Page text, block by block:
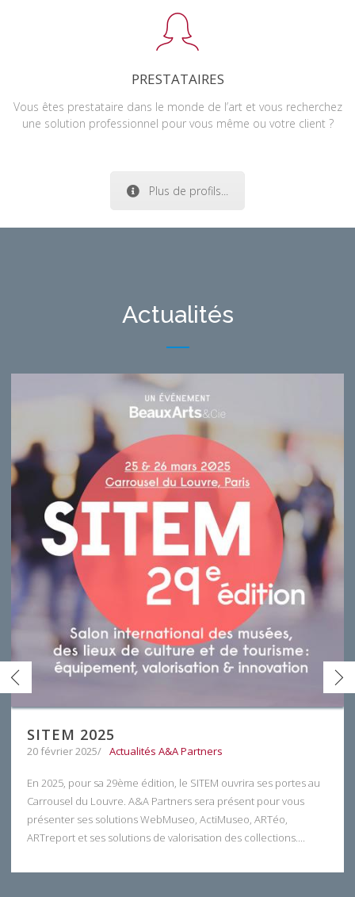
PRESTATAIRES
Vous êtes prestataire dans le monde de l’art et vous recherchez
une solution professionnel pour vous même ou votre client ?
Plus de profils...
Actualités
SITEM 2025
20 février 2025 Actualités A&A Partners
En 2025, pour sa 29ème édition, le SITEM ouvrira ses portes au
Carrousel du Louvre. A&A Partners sera présent pour vous
présenter ses solutions WebMuseo, ActiMuseo, ARTéo,
ARTreport et ses solutions de valorisation des collections....